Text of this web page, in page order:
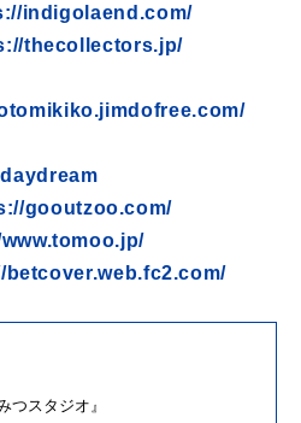
indigolaend.com/
thecollectors.jp/
gooutzoo.com/
betcover.web.fc2.com/
つスタジオ』